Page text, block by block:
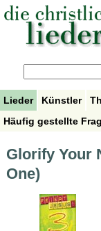
Lieder Künstler
Häufig gestellte
Glorify Your
One)